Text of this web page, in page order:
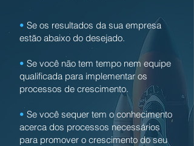
• Se os resultados da sua empresa
estão abaixo do desejado.
• Se você não tem tempo nem equipe
qualificada para implementar os
processos de crescimento.
• Se você sequer tem o conhecimento
acerca dos processos necessários
para promover o crescimento do seu